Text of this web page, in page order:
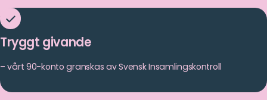
Tryggt givande
– vårt 90-konto granskas av Svensk Insamlingskontroll